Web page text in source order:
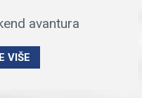
avantura
VIŠE